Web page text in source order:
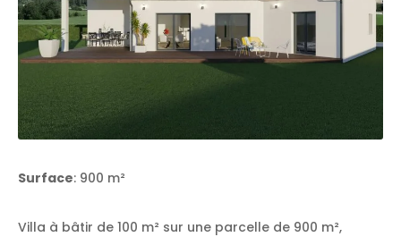
Surface: 900 m²
Villa à bâtir de 100 m² sur une parcelle de 900 m²,